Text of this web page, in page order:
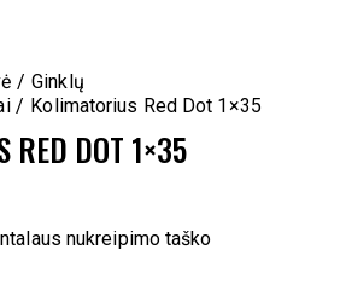
Ginklų
Kolimatorius Red Dot 1×35
RED DOT 1×35
nukreipimo taško